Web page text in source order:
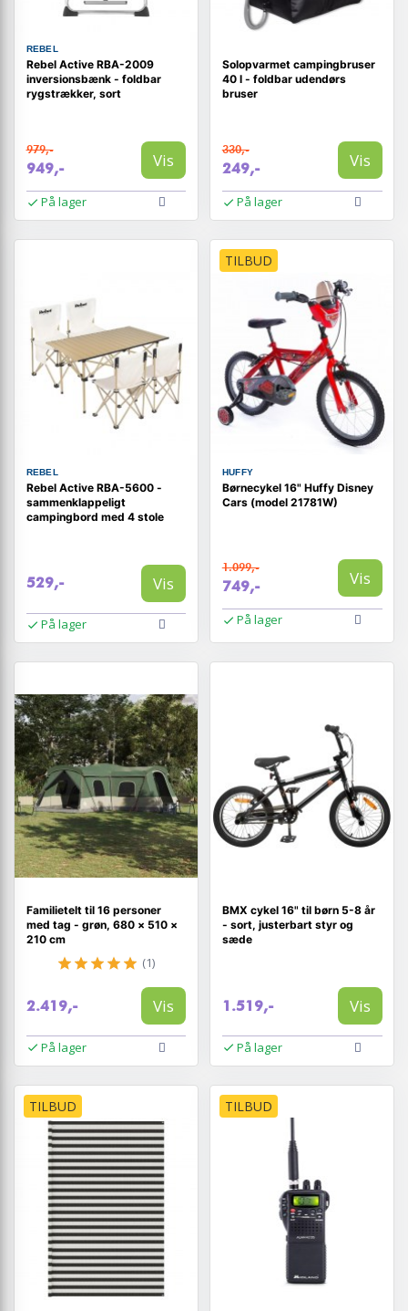
REBEL
Rebel Active RBA-2009
inversionsbænk - foldbar
rygstrækker, sort
979,-
949,- Vis
På lager
Solopvarmet campingbruser
40 l - foldbar udendørs
bruser
330,-
249,- Vis
På lager
REBEL
Rebel Active RBA-5600 -
sammenklappeligt
campingbord med 4 stole
529,- Vis
På lager
TILBUD
HUFFY
Børnecykel 16" Huffy Disney
Cars (model 21781W)
1.099,-
749,- Vis
På lager
Familietelt til 16 personer
med tag - grøn, 680 × 510 ×
210 cm
(1)
2.419,- Vis
På lager
BMX cykel 16" til børn 5-8 år
- sort, justerbart styr og
sæde
1.519,- Vis
På lager
TILBUD TILBUD